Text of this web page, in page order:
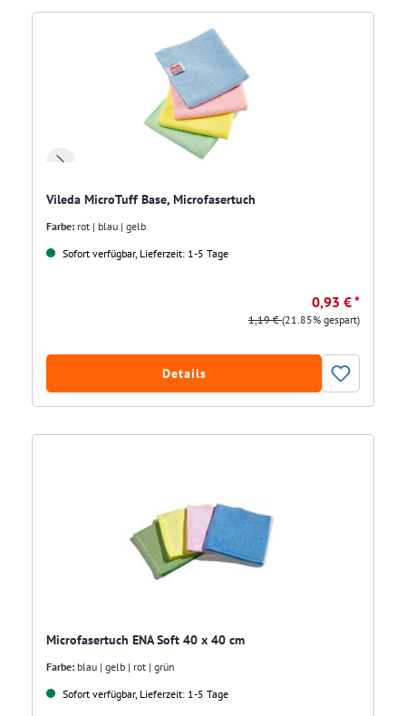
Vileda MicroTuff Base, Microfasertuch
Farbe: rot | blau | gelb
Sofort verfügbar, Lieferzeit: 1-5 Tage
0,93 € *
1,19 €(21.85% gespart)
Details
Microfasertuch ENA Soft 40 x 40 cm
Farbe: blau | gelb | rot | grün
Sofort verfügbar, Lieferzeit: 1-5 Tage